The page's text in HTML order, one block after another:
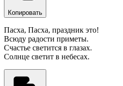
Копировать
Пасха, Пасха, праздник это!
Всюду радости приметы.
Счастье светится в глазах.
Солнце светит в небесах.